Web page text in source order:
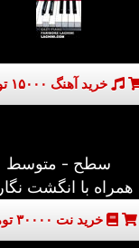
خرید آهنگ ۱۵۰۰۰ تومان
سطح - متوسط
همراه با انگشت نگاری
خرید نت ۳۰۰۰۰ تومان